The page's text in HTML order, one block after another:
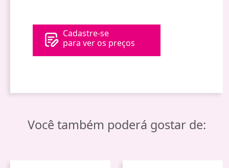
Cadastre-se
para ver os preços
Você também poderá gostar de: